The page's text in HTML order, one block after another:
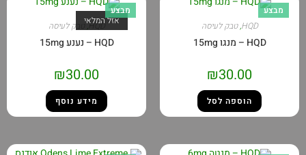
מבצע
HQD
,טבק לעיסה
HQD – מנגו 15mg
₪30.00
הוספה לסל
אזל המלאי
מבצע
HQD
, טבק לעיסה
HQD – נענע 15mg
₪30.00
מידע נוסף